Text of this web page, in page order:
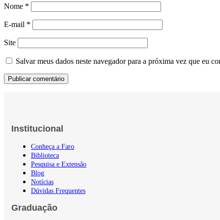
Nome *
E-mail *
Site
Salvar meus dados neste navegador para a próxima vez que eu
Institucional
Conheça a Faro
Biblioteca
Pesquisa e Extensão
Blog
Notícias
Dúvidas Frequentes
Graduação